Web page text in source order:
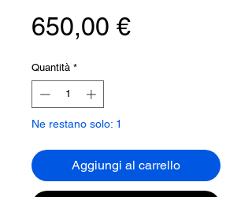
650,00 €Prezzo
Quantità *
Ne restano solo: 1
Aggiungi al carrello